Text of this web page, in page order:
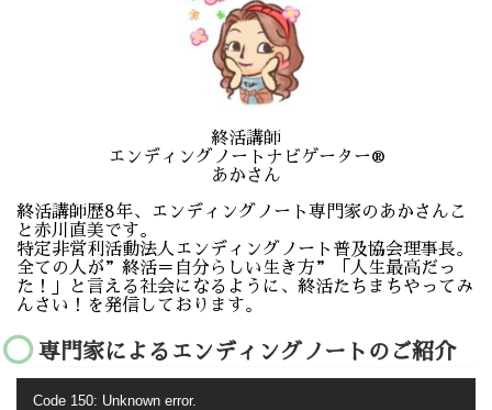
終活講師
エンディングノートナビゲーター®️
あかさん
終活講師歴8年、エンディングノート専門家のあかさんこ
と赤川直美です。
特定非営利活動法人エンディングノート普及協会理事長。
全ての人が”終活＝自分らしい生き方”「人生最高だっ
た！」と言える社会になるように、終活たちまちやってみ
んさい！を発信しております。
専門家によるエンディングノートのご紹介
Code 150: Unknown error.